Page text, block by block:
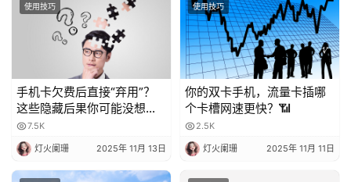
使用技巧
手机卡欠费后直接“弃用”？
这些隐藏后果你可能没想
到！
7.5K
灯火阑珊 2025年 11月 13日
使用技巧
你的双卡手机，流量卡插哪
个卡槽网速更快？📶
2.5K
灯火阑珊 2025年 11月 11日